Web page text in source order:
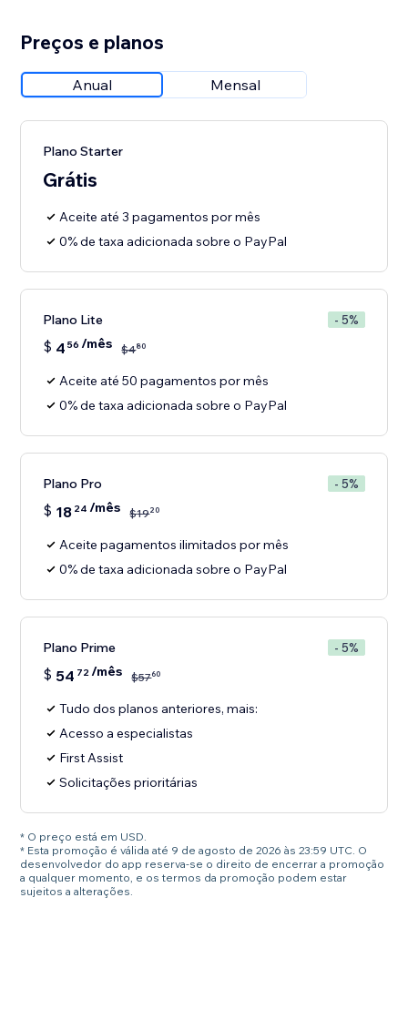
Preços e planos
Anual Mensal
Plano Starter
Grátis
Aceite até 3 pagamentos por mês
0% de taxa adicionada sobre o PayPal
Plano Lite - 5%
$ 4 56 /mês $480
Aceite até 50 pagamentos por mês
0% de taxa adicionada sobre o PayPal
Plano Pro - 5%
$ 18 24 /mês $1920
Aceite pagamentos ilimitados por mês
0% de taxa adicionada sobre o PayPal
Plano Prime - 5%
$ 54 72/mês $5760
Tudo dos planos anteriores, mais:
Acesso a especialistas
First Assist
Solicitações prioritárias
* O preço está em USD.
* Esta promoção é válida até 9 de agosto de 2026 às 23:59 UTC. O
desenvolvedor do app reserva-se o direito de encerrar a promoção
a qualquer momento, e os termos da promoção podem estar
sujeitos a alterações.